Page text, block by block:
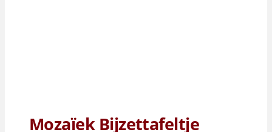
Mozaïek Bijzettafeltje